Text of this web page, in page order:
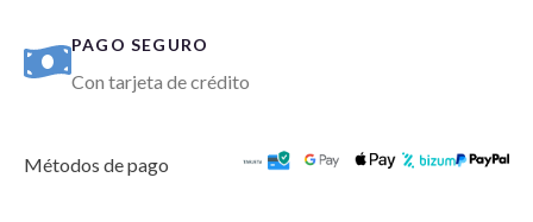
PAGO SEGURO
Con tarjeta de crédito
Métodos de pago